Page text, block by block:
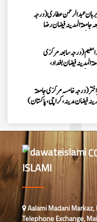
برہان عبدالرحمن عطاری (درجہ
جامعۃالمدینہ فیضان رضا
(درجہ سابعہ مرکزی
فیضان بغداد،
اختر (درجہ خامسہ مرکزی جامعۃ
فیضان مدینہ ،کراچی،پاکستان)
وقاص (مرکزی جامعۃ المدینہ
فیضان مدینہ،کراچی ،پاکستان)
محمد سعد عمران (درجہ عالیہ مرکزی
جامعۃ المدینہ فیضانِ مدینہ ،کراچی
رضا ہاشمی (درجہ خامسہ مرکزی
المدينہ فيضان عثمان غنى،
ISLAMI
Aalami Madani
Telephone Exchange,